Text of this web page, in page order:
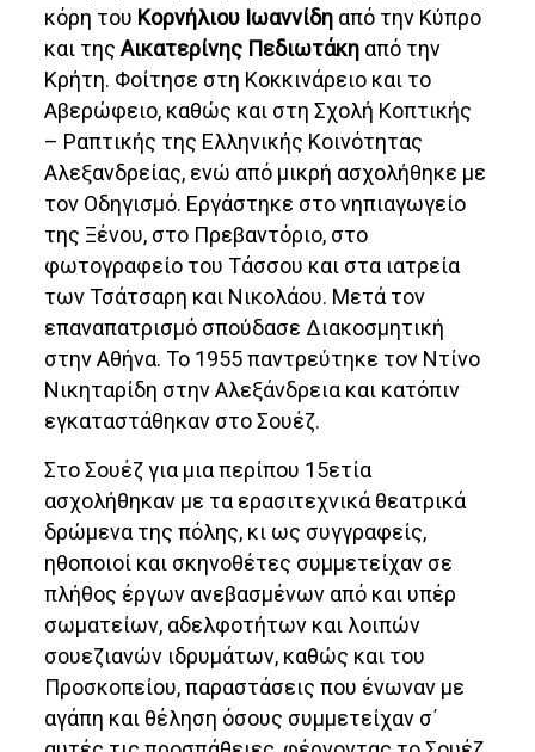
κόρη του Κορνήλιου Ιωαννίδη από την Κύπρο
και τηςΑικατερίνης Πεδιωτάκη από την
Κρήτη. Φοίτησε στη Κοκκινάρειο και το
Αβερώφειο, καθώς και στη Σχολή Κοπτικής
– Ραπτικής της Ελληνικής Κοινότητας
Αλεξανδρείας, ενώ από μικρή ασχολήθηκε με
τον Οδηγισμό. Εργάστηκε στο νηπιαγωγείο
της Ξένου, στο Πρεβαντόριο, στο
φωτογραφείο του Τάσσου και στα ιατρεία
των Τσάτσαρη και Νικολάου. Μετά τον
επαναπατρισμό σπούδασε Διακοσμητική
στην Αθήνα. Το 1955 παντρεύτηκε τον Ντίνο
Νικηταρίδη στην Αλεξάνδρεια και κατόπιν
εγκαταστάθηκαν στο Σουέζ.
Στο Σουέζ για μια περίπου 15ετία
ασχολήθηκαν με τα ερασιτεχνικά θεατρικά
δρώμενα της πόλης, κι ως συγγραφείς,
ηθοποιοί και σκηνοθέτες συμμετείχαν σε
πλήθος έργων ανεβασμένων από και υπέρ
σωματείων, αδελφοτήτων και λοιπών
σουεζιανών ιδρυμάτων, καθώς και του
Προσκοπείου, παραστάσεις που ένωναν με
αγάπη και θέληση όσους συμμετείχαν σ΄